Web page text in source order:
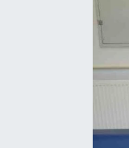
EKONOMİ